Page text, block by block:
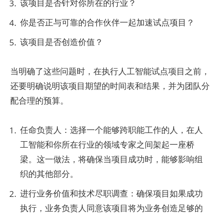
该项目是否针对你所在的行业？
你是否正与可靠的合作伙伴一起加速试点项目？
该项目是否创造价值？
当明确了这些问题时，在执行人工智能试点项目之前，
还要明确说明该项目期望的时间表和结果，并为团队分
配合理的预算。
任命负责人：选择一个能够跨职能工作的人，在人
工智能和你所在行业的领域专家之间架起一座桥
梁。这一做法，将确保当项目成功时，能够影响组
织的其他部分。
进行业务价值和技术尽职调查：确保项目如果成功
执行，业务负责人同意该项目将为业务创造足够的